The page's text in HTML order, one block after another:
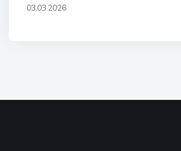
03.03.2026